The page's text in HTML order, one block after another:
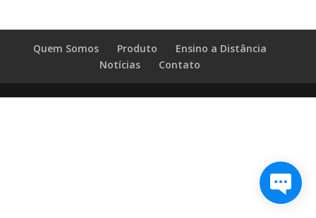
Quem Somos Produto
Ensino a Distância
Notícias
Contato